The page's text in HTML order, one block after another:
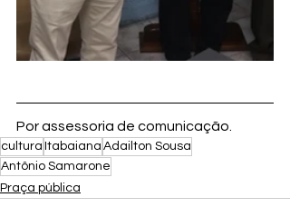
Por assessoria de comunicação.
cultura Itabaiana Adailton Sousa
Antônio Samarone
Praça pública